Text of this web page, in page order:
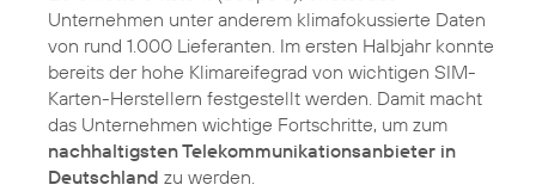
Unternehmen unter anderem klimafokussierte Daten
von rund 1.000 Lieferanten. Im ersten Halbjahr konnte
bereits der hohe Klimareifegrad von wichtigen SIM-
Karten-Herstellern festgestellt werden. Damit macht
das Unternehmen wichtige Fortschritte, um zum
nachhaltigsten Telekommunikationsanbieter in
Deutschland